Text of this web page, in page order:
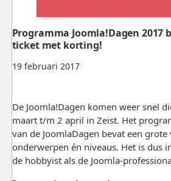
19 februari 2017
Programma Joomla!Dagen 2017
ticket met korting!
De Joomla!Dagen komen weer snel
maart t/m 2 april in Zeist. Het
van de JoomlaDagen bevat een
onderwerpen én niveaus. Het is dus
de hobbyist als de Joomla-